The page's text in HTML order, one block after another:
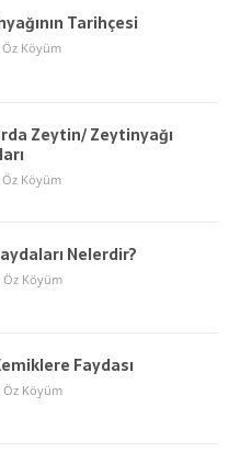
Tarihçesi
Öz Köyüm
Zeytin/ Zeytinyağı
Öz Köyüm
Nelerdir?
Öz Köyüm
Faydası
Öz Köyüm